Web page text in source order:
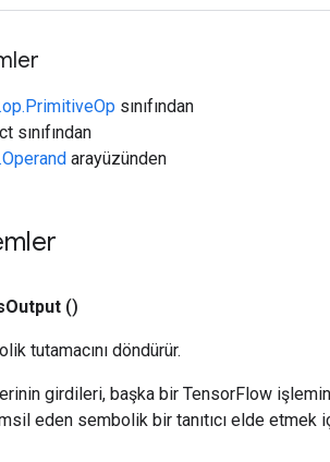
sınıfından
sınıfından
arayüzünden
Output ()
tutamacını döndürür.
girdileri, başka bir TensorFlow
eden sembolik bir tanıtıcı elde etmek